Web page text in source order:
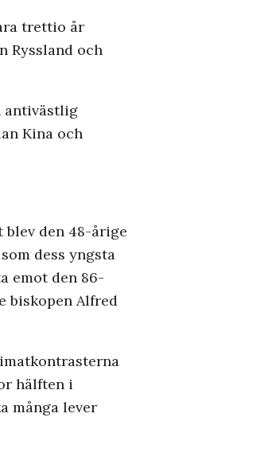
trettio år
Ryssland och
antivästlig
Kina och
den 48-årige
dess yngsta
emot den 86-
biskopen ­Alfred
hälften i
många lever